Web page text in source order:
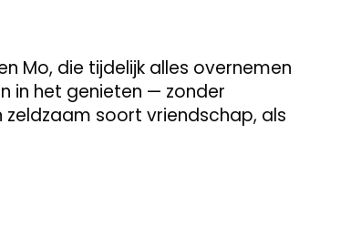
Mo, die tijdelijk alles overnemen
in het genieten — zonder
zeldzaam soort vriendschap, als